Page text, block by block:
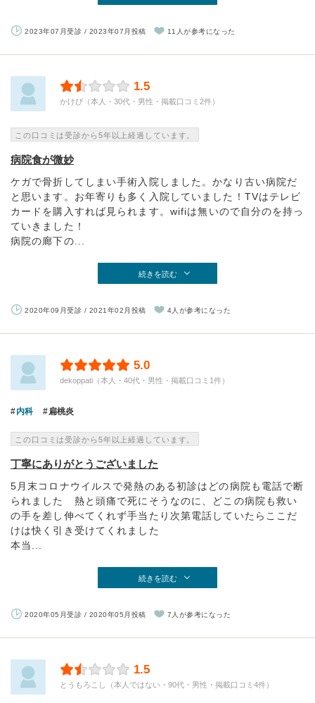
2023年07月受診 / 2023年07月投稿 11人が参考になった
1.5
かけぴ（本人・30代・男性・掲載口コミ2件）
この口コミは受診から5年以上経過しています。
病院食が微妙
ケガで骨折してしまい手術入院しました。かなり古い病院だ
と思います。お年寄りも多く入院していました！TVはテレビ
カードを購入すれば見られます。wifiは無いので自分のを持っ
ていきました！
病院の廊下の...
続きを読む
2020年09月受診 / 2021年02月投稿 4人が参考になった
5.0
dekoppati（本人・40代・男性・掲載口コミ1件）
内科 扁桃炎
この口コミは受診から5年以上経過しています。
丁寧にありがとうございました
5月末コロナウイルスで発熱のある初診はどの病院も電話で断
られました 熱と頭痛で死にそうなのに、どこの病院も救い
の手を差し伸べてくれず手当たり次第電話していたらここだ
けは快く引き受けてくれました
本当...
続きを読む
2020年05月受診 / 2020年05月投稿 7人が参考になった
1.5
とうもろこし（本人ではない・90代・男性・掲載口コミ4件）